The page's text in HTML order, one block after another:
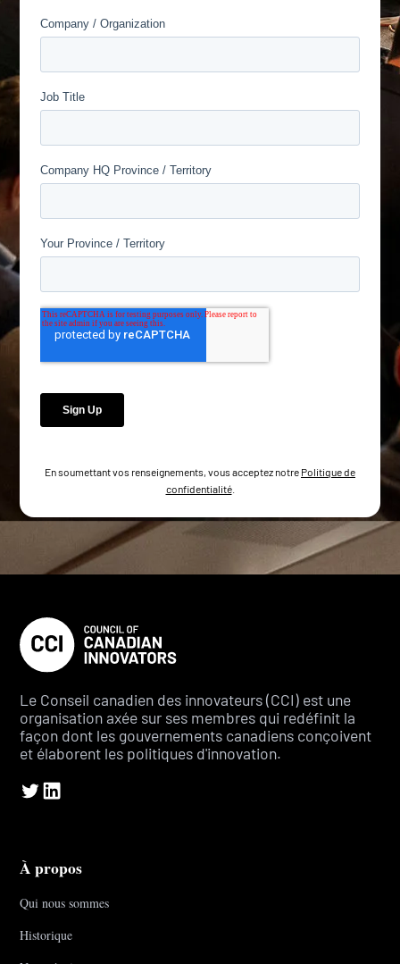
En soumettant vos renseignements, vous acceptez notre Politique de
confidentialité.
Le Conseil canadien des innovateurs (CCI) est une
organisation axée sur ses membres qui redéfinit la
façon dont les gouvernements canadiens conçoivent
et élaborent les politiques d'innovation.
À propos
Qui nous sommes
Historique